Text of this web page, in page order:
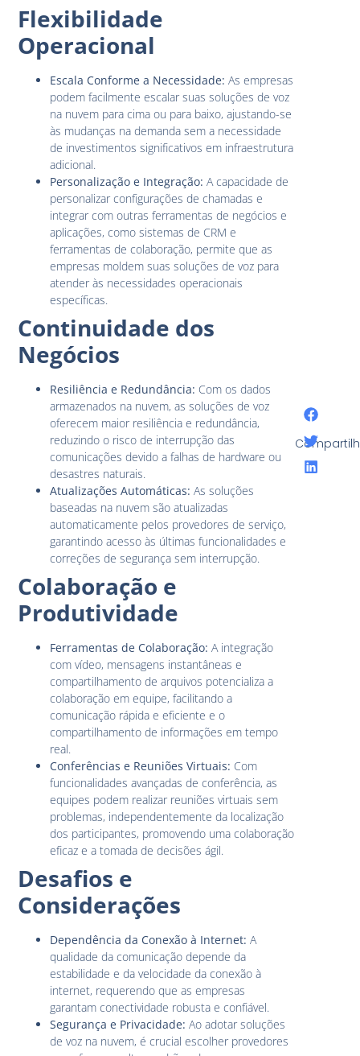
Flexibilidade
Operacional
Escala Conforme a Necessidade: As empresas
podem facilmente escalar suas soluções de voz
na nuvem para cima ou para baixo, ajustando-se
às mudanças na demanda sem a necessidade
de investimentos significativos em infraestrutura
adicional.
Personalização e Integração: A capacidade de
personalizar configurações de chamadas e
integrar com outras ferramentas de negócios e
aplicações, como sistemas de CRM e
ferramentas de colaboração, permite que as
empresas moldem suas soluções de voz para
atender às necessidades operacionais
específicas.
Continuidade dos
Negócios
Resiliência e Redundância: Com os dados
armazenados na nuvem, as soluções de voz
oferecem maior resiliência e redundância,
reduzindo o risco de interrupção das
comunicações devido a falhas de hardware ou
desastres naturais.
Atualizações Automáticas: As soluções
baseadas na nuvem são atualizadas
automaticamente pelos provedores de serviço,
garantindo acesso às últimas funcionalidades e
correções de segurança sem interrupção.
Colaboração e
Produtividade
Ferramentas de Colaboração: A integração
com vídeo, mensagens instantâneas e
compartilhamento de arquivos potencializa a
colaboração em equipe, facilitando a
comunicação rápida e eficiente e o
compartilhamento de informações em tempo
real.
Conferências e Reuniões Virtuais: Com
funcionalidades avançadas de conferência, as
equipes podem realizar reuniões virtuais sem
problemas, independentemente da localização
dos participantes, promovendo uma colaboração
eficaz e a tomada de decisões ágil.
Desafios e
Considerações
Dependência da Conexão à Internet: A
qualidade da comunicação depende da
estabilidade e da velocidade da conexão à
internet, requerendo que as empresas
garantam conectividade robusta e confiável.
Segurança e Privacidade: Ao adotar soluções
de voz na nuvem, é crucial escolher provedores